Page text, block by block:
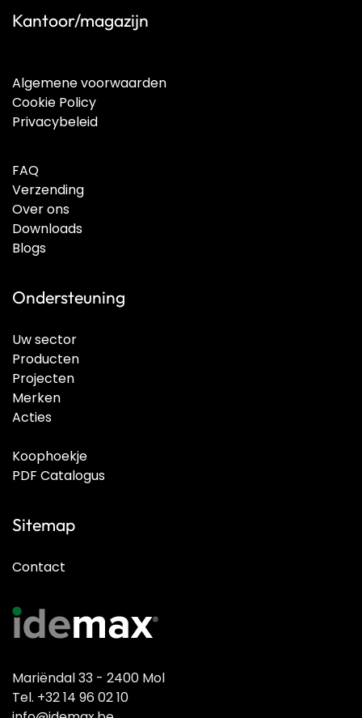
Kantoor/magazijn
Algemene voorwaarden
Cookie Policy
Privacybeleid
FAQ
Verzending
Over ons
Downloads
Blogs
Ondersteuning
Uw sector
Producten
Projecten
Merken
Acties
Koophoekje
PDF Catalogus
Sitemap
Contact
Mariëndal 33 - 2400 Mol
Tel. +32 14 96 02 10